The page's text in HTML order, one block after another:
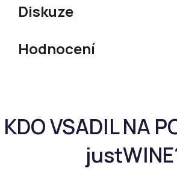
Diskuze
Hodnocení